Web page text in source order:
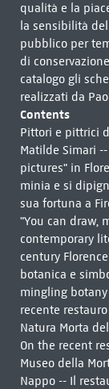
qualità e la
la sensibilità
pubblico per
di
catalogo gli
realizzati da
Contents
Pittori e pittrici
Matilde Simari
pictures" in
minia e si
sua fortuna a
"You can draw,
contemporary
century
botanica e
mingling
recente
Natura Morta
On the recent
Museo della
Nappo -- Il